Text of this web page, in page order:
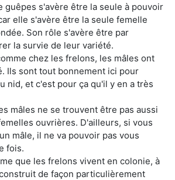
guêpes s'avère être la seule à pouvoir
elle s'avère être la seule femelle
Son rôle s'avère être par
la survie de leur variété.
chez les frelons, les mâles ont
Ils sont tout bonnement ici pour
nid, et c'est pour ça qu'il y en a très
mâles ne se trouvent être pas aussi
ouvrières. D'ailleurs, si vous
mâle, il ne va pouvoir pas vous
fois.
que les frelons vivent en colonie, à
de façon particulièrement